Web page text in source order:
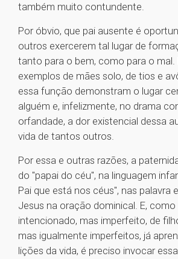
também muito contundente.
Por óbvio, que pai ausente é
outros exercerem tal lugar de
tanto para o bem, como para o mal.
exemplos de mães solo, de tios e
essa função demonstram o lugar
alguém e, infelizmente, no drama
orfandade, a dor existencial dessa
vida de tantos outros.
Por essa e outras razões, a
do "papai do céu", na linguagem
Pai que está nos céus", nas palavra
Jesus na oração dominical. E,
intencionado, mas imperfeito, de
mas igualmente imperfeitos, já
lições da vida, é preciso invocar